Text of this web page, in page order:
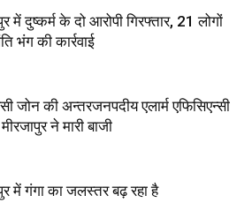
में दुष्कर्म के दो आरोपी गिरफ्तार, 21 लोगों
भंग की कार्रवाई
जोन की अन्तरजनपदीय एलार्म एफिसिएन्सी
ने मारी बाजी
में गंगा का जलस्तर बढ़ रहा है